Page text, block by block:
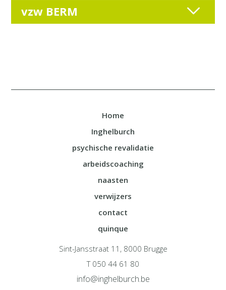
vzw BERM
Home
Inghelburch
psychische revalidatie
arbeidscoaching
naasten
verwijzers
contact
quinque
Sint-Jansstraat 11, 8000 Brugge
T 050 44 61 80
info@inghelburch.be